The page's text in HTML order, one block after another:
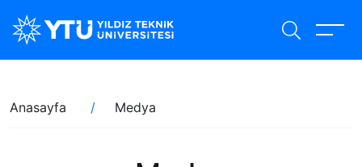
içeriğe
Sayfa
yolu
Anasayfa Medya